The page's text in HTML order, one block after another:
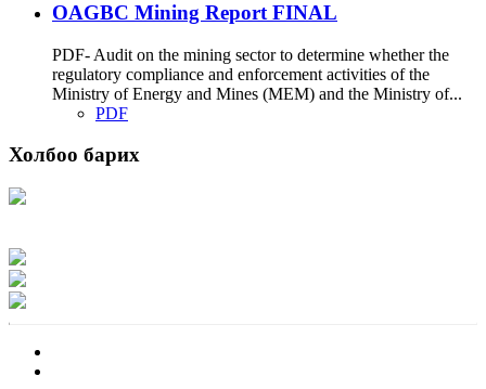
OAGBC Mining Report FINAL
PDF- Audit on the mining sector to determine whether the
regulatory compliance and enforcement activities of the
Ministry of Energy and Mines (MEM) and the Ministry of...
PDF
Холбоо барих